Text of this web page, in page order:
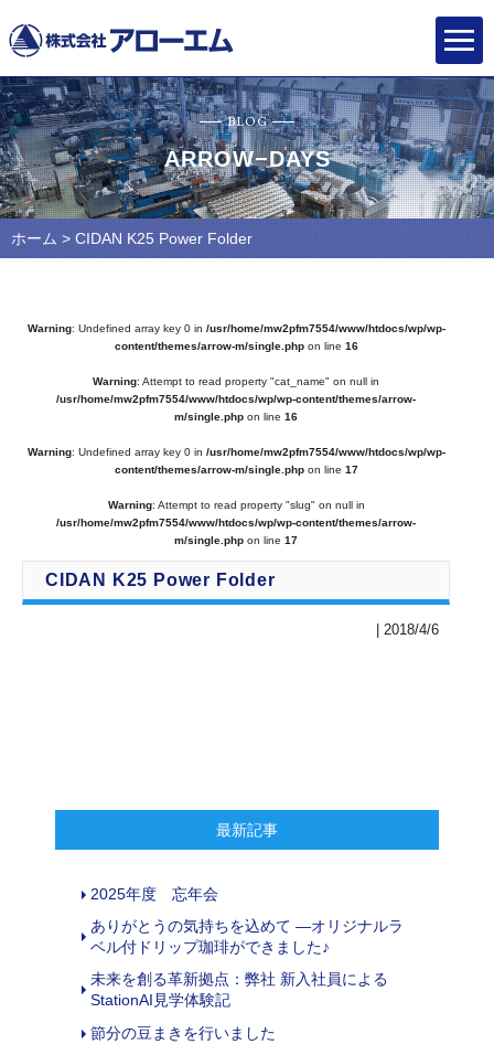
BLOG
ARROW−DAYS
ホーム > CIDAN K25 Power Folder
Warning: Undefined array key 0 in /usr/home/mw2pfm7554/www/htdocs/wp/wp-
content/themes/arrow-m/single.phpon line 16
Warning: Attempt to read property "cat_name" on null in
/usr/home/mw2pfm7554/www/htdocs/wp/wp-content/themes/arrow-
m/single.php on line 16
Warning: Undefined array key 0 in /usr/home/mw2pfm7554/www/htdocs/wp/wp-
content/themes/arrow-m/single.phpon line 17
Warning: Attempt to read property "slug" on null in
/usr/home/mw2pfm7554/www/htdocs/wp/wp-content/themes/arrow-
m/single.php on line 17
CIDAN K25 Power Folder
| 2018/4/6
最新記事
2025年度 忘年会
ありがとうの気持ちを込めて ―オリジナルラ
ベル付ドリップ珈琲ができました♪
未来を創る革新拠点：弊社 新入社員による
StationAI見学体験記
節分の豆まきを行いました